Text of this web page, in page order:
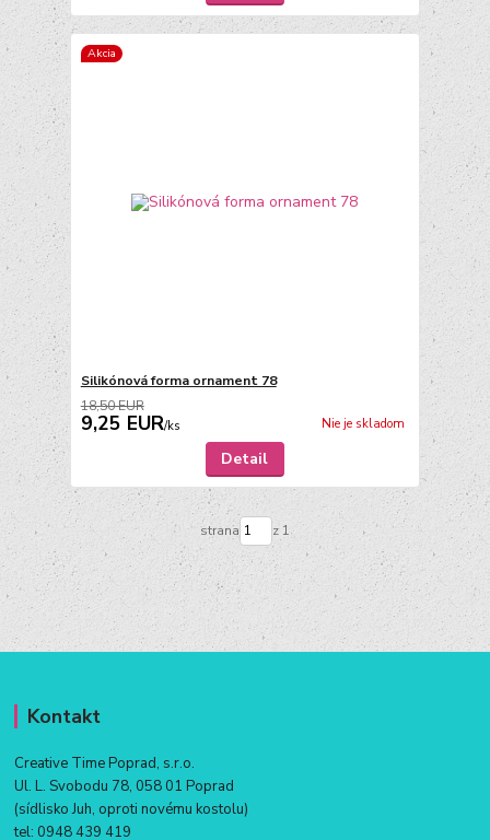
Akcia
Silikónová forma ornament 78
18,50 EUR
9,25 EUR/ks Nie je skladom
Detail
strana z 1
Kontakt
Creative Time Poprad, s.r.o.
Ul. L. Svobodu 78, 058 01 Poprad
(sídlisko Juh, oproti novému kostolu)
tel: 0948 439 419